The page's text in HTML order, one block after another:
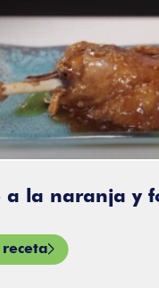
la naranja y foie